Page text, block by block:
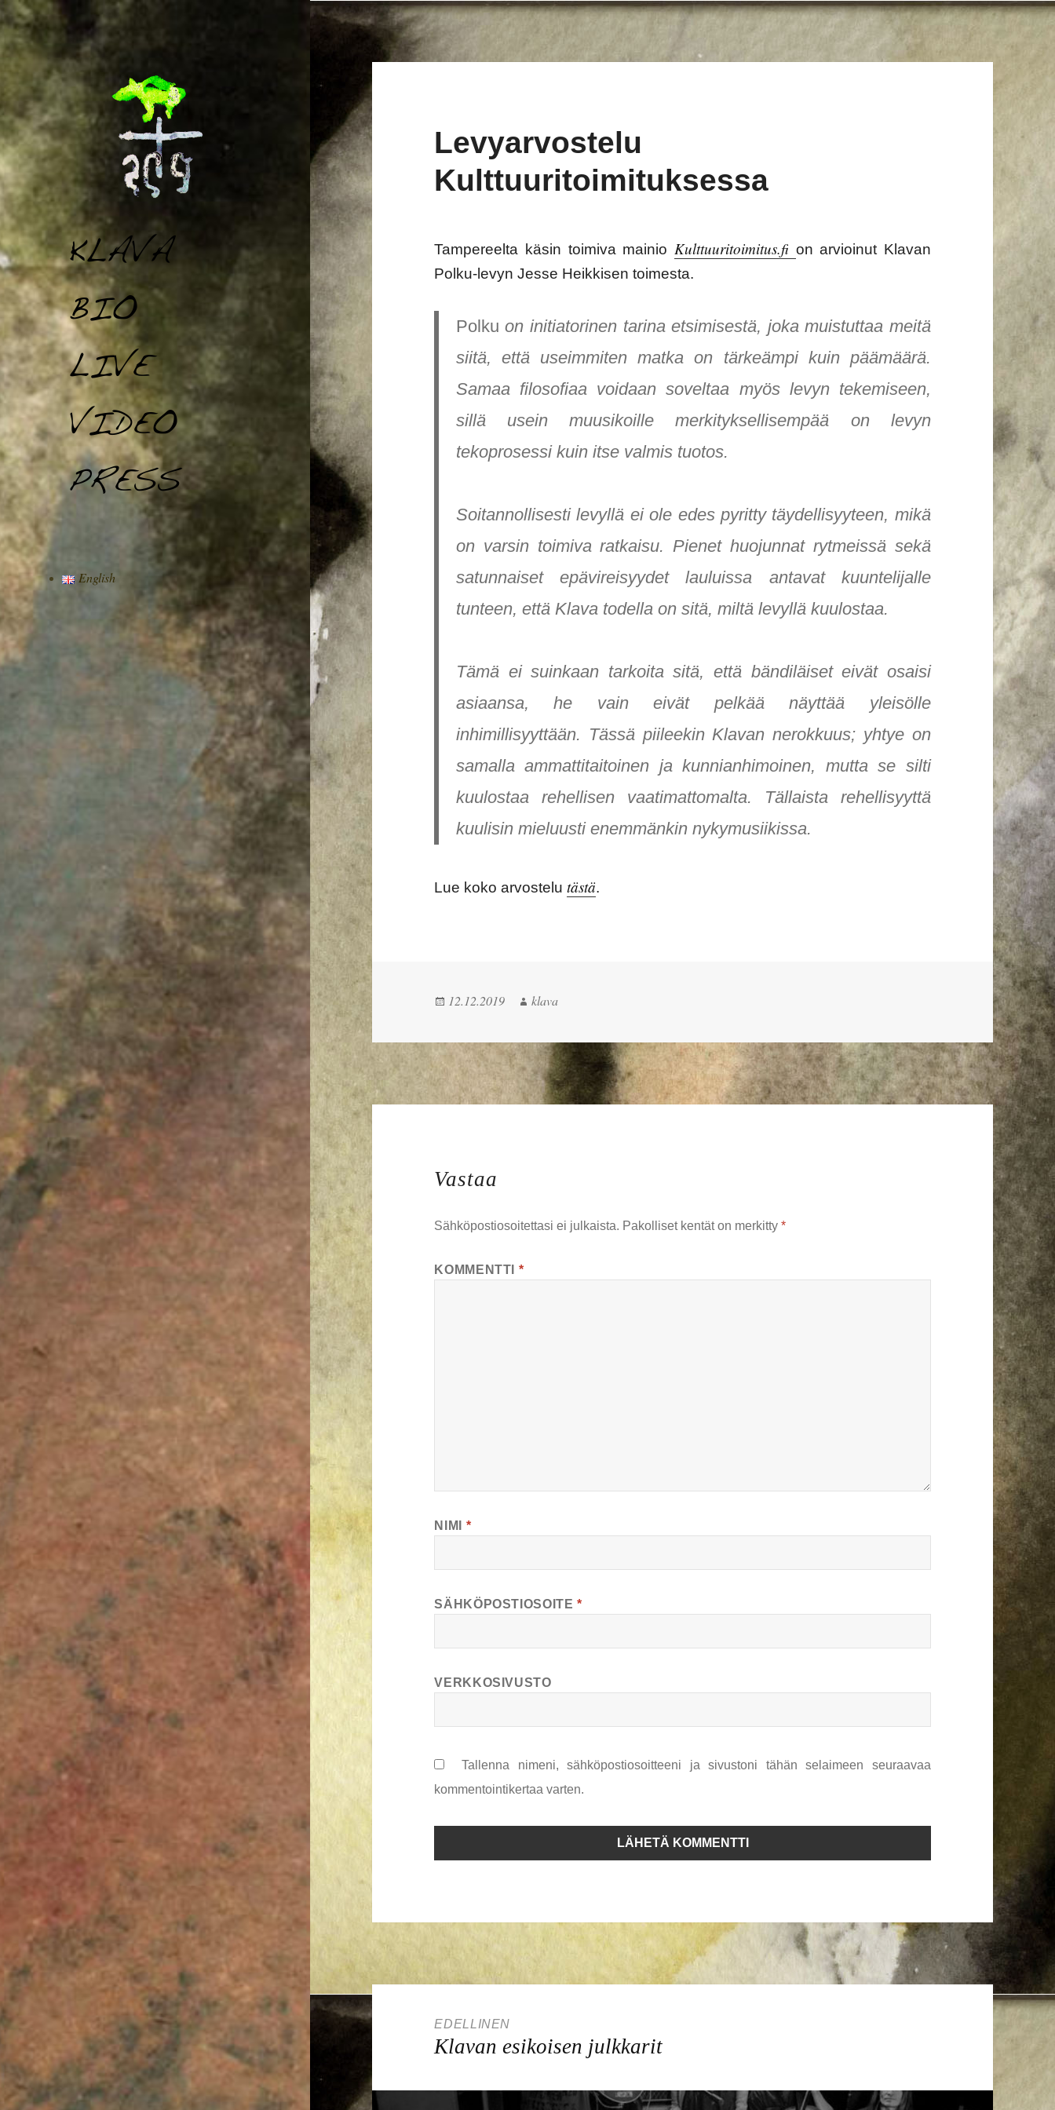
KLAVA.BAND
English
Levyarvostelu
Kulttuuritoimituksessa
Tampereelta käsin toimiva mainio Kulttuuritoimitus.fi on arvioinut Klavan
Polku-levyn Jesse Heikkisen toimesta.
Polku on initiatorinen tarina etsimisestä, joka muistuttaa meitä
siitä, että useimmiten matka on tärkeämpi kuin päämäärä.
Samaa filosofiaa voidaan soveltaa myös levyn tekemiseen,
sillä usein muusikoille merkityksellisempää on levyn
tekoprosessi kuin itse valmis tuotos.
Soitannollisesti levyllä ei ole edes pyritty täydellisyyteen, mikä
on varsin toimiva ratkaisu. Pienet huojunnat rytmeissä sekä
satunnaiset epävireisyydet lauluissa antavat kuuntelijalle
tunteen, että Klava todella on sitä, miltä levyllä kuulostaa.
Tämä ei suinkaan tarkoita sitä, että bändiläiset eivät osaisi
asiaansa, he vain eivät pelkää näyttää yleisölle
inhimillisyyttään. Tässä piileekin Klavan nerokkuus; yhtye on
samalla ammattitaitoinen ja kunnianhimoinen, mutta se silti
kuulostaa rehellisen vaatimattomalta. Tällaista rehellisyyttä
kuulisin mieluusti enemmänkin nykymusiikissa.
Lue koko arvostelutästä.
Julkaistu
12.12.2019 Kirjoittaja
klava
Vastaa
Sähköpostiosoitettasi ei julkaista. Pakolliset kentät on merkitty*
KOMMENTTI *
NIMI *
SÄHKÖPOSTIOSOITE*
VERKKOSIVUSTO
Tallenna nimeni, sähköpostiosoitteeni ja sivustoni tähän selaimeen seuraavaa
kommentointikertaa varten.
Artikkelien
selaus
EDELLINEN
Edellinen
Klavan esikoisen julkkarit